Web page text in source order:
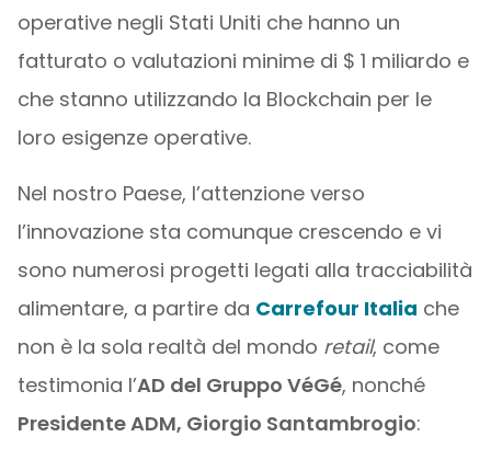
operative negli Stati Uniti che hanno un
fatturato o valutazioni minime di $ 1 miliardo e
che stanno utilizzando la Blockchain per le
loro esigenze operative.
Nel nostro Paese, l’attenzione verso
l’innovazione sta comunque crescendo e vi
sono numerosi progetti legati alla tracciabilità
alimentare, a partire da Carrefour Italia che
non è la sola realtà del mondo retail, come
testimonia l’AD del Gruppo VéGé, nonché
Presidente ADM, Giorgio Santambrogio: